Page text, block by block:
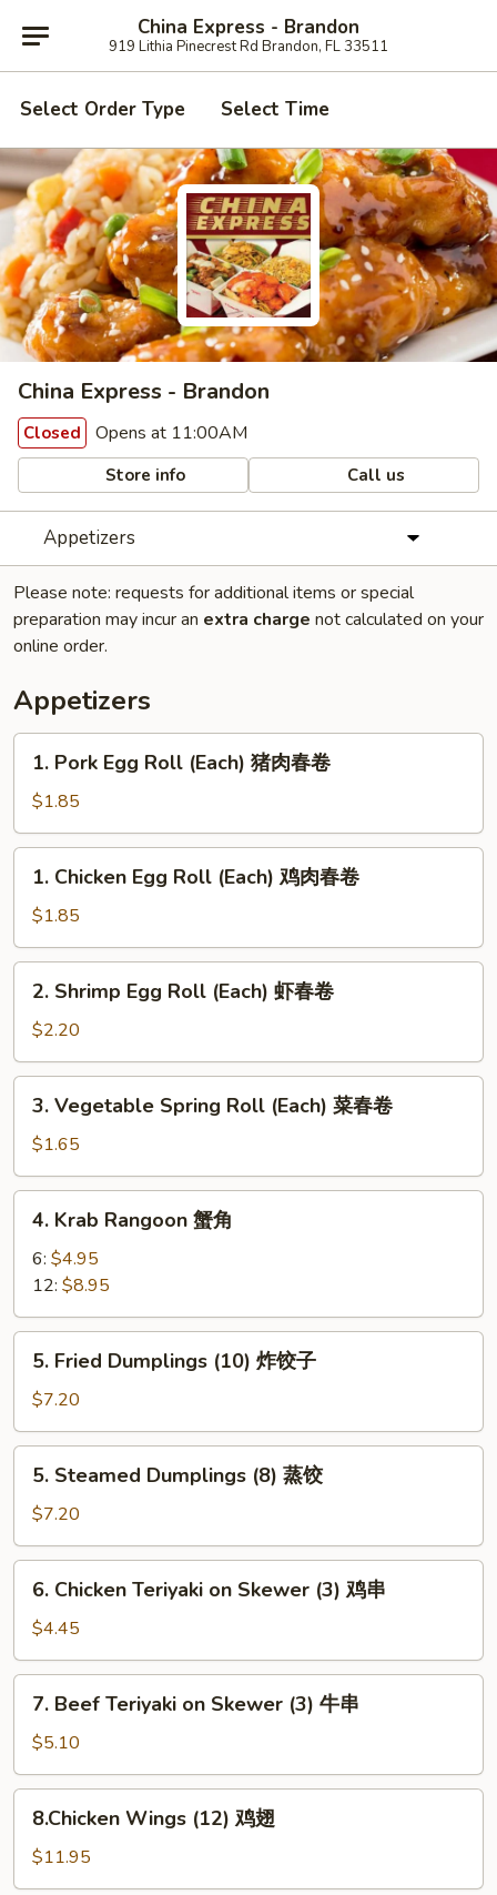
China Express - Brandon
919 Lithia Pinecrest Rd Brandon, FL 33511
Select Order Type Select Time
China Express - Brandon
Closed Opens at 11:00AM
Store info Call us
Appetizers
Please note: requests for additional items or special
preparation may incur an extra charge not calculated on your
online order.
Appetizers
Pork
Egg
Roll
(Each)
卷
1. Pork Egg Roll (Each) 猪肉春卷
$1.85
Chicken
Egg
Roll
(Each)
卷
1. Chicken Egg Roll (Each) 鸡肉春卷
$1.85
Shrimp
Egg
Roll
(Each)
2. Shrimp Egg Roll (Each) 虾春卷
$2.20
Vegetable
Spring
Roll
(Each)
3. Vegetable Spring Roll (Each) 菜春卷
$1.65
Krab
Rangoon
角
4. Krab Rangoon 蟹角
6: $4.95
12: $8.95
Fried
Dumplings
(10)
炸
5. Fried Dumplings (10) 炸饺子
$7.20
Steamed
Dumplings
(8)
蒸
5. Steamed Dumplings (8) 蒸饺
$7.20
Chicken
Teriyaki
on
Skewer
(3)
6. Chicken Teriyaki on Skewer (3) 鸡串
$4.45
Beef
Teriyaki
on
Skewer
(3)
7. Beef Teriyaki on Skewer (3) 牛串
$5.10
Wings
(12)
鸡
8.Chicken Wings (12) 鸡翅
$11.95